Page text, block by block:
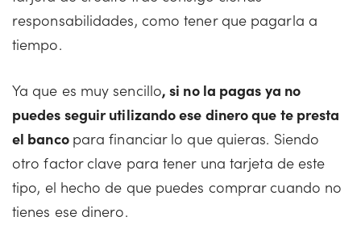
responsabilidades, como tener que pagarla a
tiempo.
Ya que es muy sencillo, si no la pagas ya no
puedes seguir utilizando ese dinero que te presta
el banco para financiar lo que quieras. Siendo
otro factor clave para tener una tarjeta de este
tipo, el hecho de que puedes comprar cuando no
tienes ese dinero.